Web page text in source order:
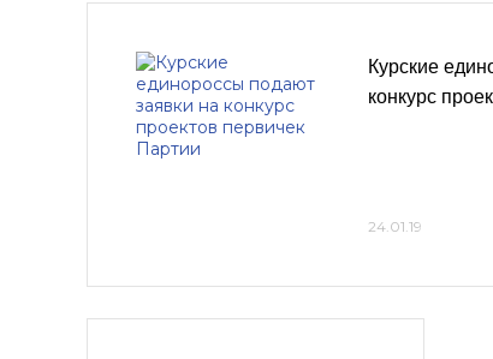
Курские
конкурс
24.01.19